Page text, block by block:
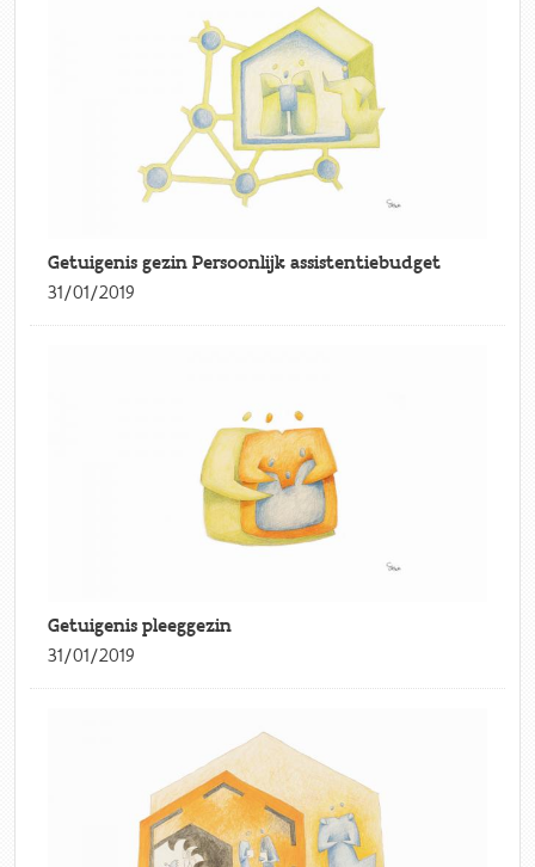
Getuigenis gezin Persoonlijk assistentiebudget
31/01/2019
Getuigenis pleeggezin
31/01/2019